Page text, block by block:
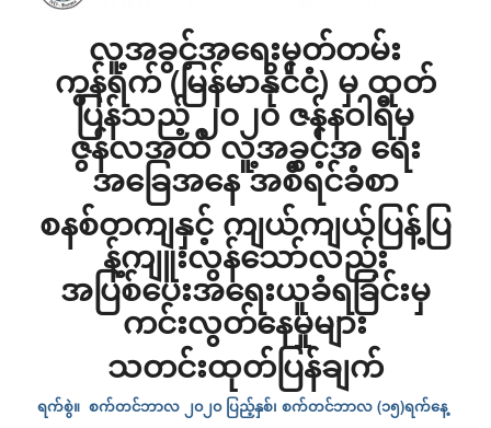
လူ့အခွင့်အရေးမှတ်တမ်း
ကွန်ရက် (မြန်မာနိုင်ငံ) မှ ထုတ်
ပြန်သည့် ၂၀၂၀ ဇန်နဝါရီမှ
ဇွန်လအထိ လူ့အခွင့်အ ရေး
အခြေအနေ အစီရင်ခံစာ
စနစ်တကျနှင့် ကျယ်ကျယ်ပြန့်ပြ
န့်ကျူးလွန်သော်လည်း
အပြစ်ပေးအရေးယူခံရခြင်းမှ
ကင်းလွတ်နေမှုများ
သတင်းထုတ်ပြန်ချက်
ရက်စွဲ။ စက်တင်ဘာလ ၂၀၂၀ ပြည့်နှစ်၊ စက်တင်ဘာလ (၁၅)ရက်နေ့